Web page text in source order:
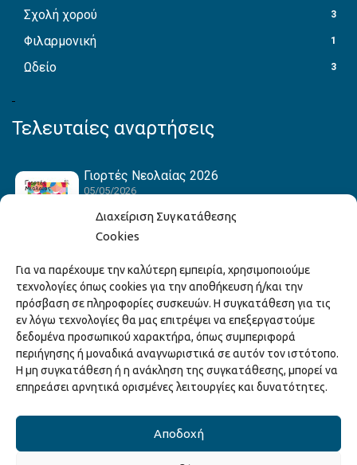
Διαχείριση Συγκατάθεσης
Cookies
Για να παρέχουμε την καλύτερη εμπειρία, χρησιμοποιούμε
τεχνολογίες όπως cookies για την αποθήκευση ή/και την
πρόσβαση σε πληροφορίες συσκευών. Η συγκατάθεση για τις
εν λόγω τεχνολογίες θα μας επιτρέψει να επεξεργαστούμε
δεδομένα προσωπικού χαρακτήρα, όπως συμπεριφορά
περιήγησης ή μοναδικά αναγνωριστικά σε αυτόν τον ιστότοπο.
Η μη συγκατάθεση ή η ανάκληση της συγκατάθεσης, μπορεί να
επηρεάσει αρνητικά ορισμένες λειτουργίες και δυνατότητες.
Αποδοχή
Σχολή χορού 3
Φιλαρμονική 1
Ωδείο 3
Τελευταίες αναρτήσεις
Γιορτές Νεολαίας 2026
05/05/2026
Hack the Match: Γνωρίζοντας τα Αμερικανικά
Αθλήματα! Δημιουργώντας το Δικό σου
Game Story!
22/04/2026
Ξάνθη – Πόλις Ονείρων Μουσικών Σχολείων
2026
15/04/2026